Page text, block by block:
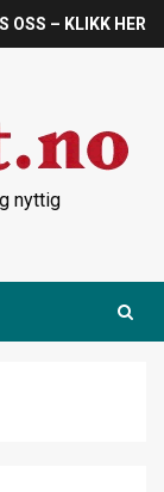
OSS – KLIKK HER
nyttig